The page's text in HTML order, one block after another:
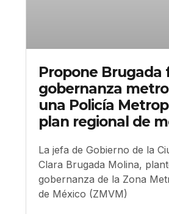
Propone Brugada
gobernanza
una Policía
plan regional de
La jefa de Gobierno de la
Clara Brugada Molina,
gobernanza de la Zona
de México (ZMVM)